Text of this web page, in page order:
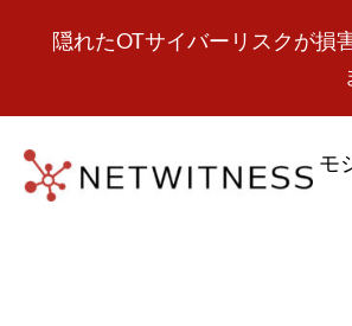
隠れたOTサイバーリスクが損
モ